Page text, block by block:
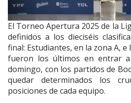
El Torneo Apertura 2025 de la
definidos a los dieciséis
final: Estudiantes, en la zona A,
fueron los últimos en entrar
domingo, con los partidos de
quedar determinados los
posiciones de cada equipo.